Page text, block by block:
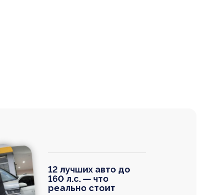
12 лучших авто до
160 л.с. — что
реально стоит